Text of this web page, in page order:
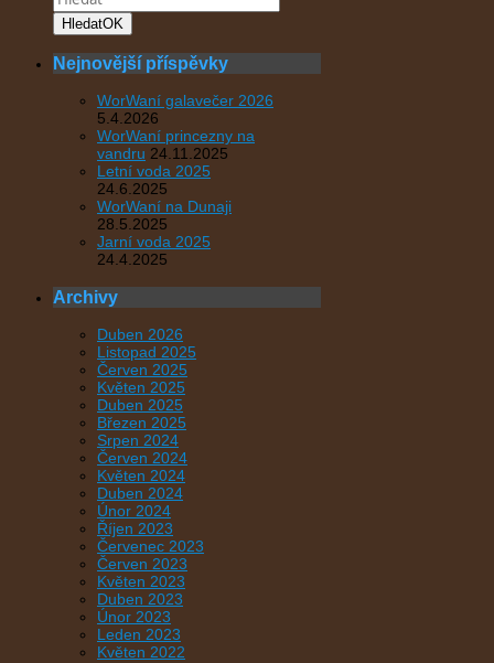
HledatOK
Nejnovější příspěvky
WorWaní galavečer 2026
5.4.2026
WorWaní princezny na
vandru 24.11.2025
Letní voda 2025
24.6.2025
WorWaní na Dunaji
28.5.2025
Jarní voda 2025
24.4.2025
Archivy
Duben 2026
Listopad 2025
Červen 2025
Květen 2025
Duben 2025
Březen 2025
Srpen 2024
Červen 2024
Květen 2024
Duben 2024
Únor 2024
Říjen 2023
Červenec 2023
Červen 2023
Květen 2023
Duben 2023
Únor 2023
Leden 2023
Květen 2022